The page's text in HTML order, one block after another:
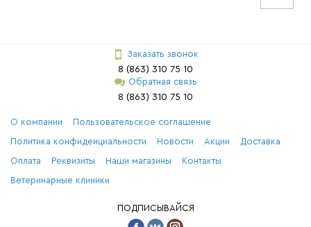
Заказать звонок
8 (863) 310 75 10
Обратная связь
8 (863) 310 75 10
О компании Пользовательское соглашение
Политика конфиденциальности Новости Акции Доставка
Оплата Реквизиты Наши магазины Контакты
Ветеринарные клиники
ПОДПИСЫВАЙСЯ